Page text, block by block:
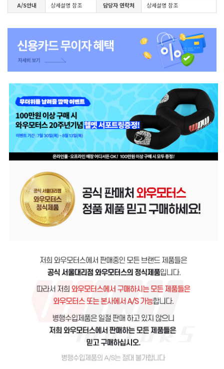
A/S안내 상세설명 참조 담당자 연락처 상세설명 참조